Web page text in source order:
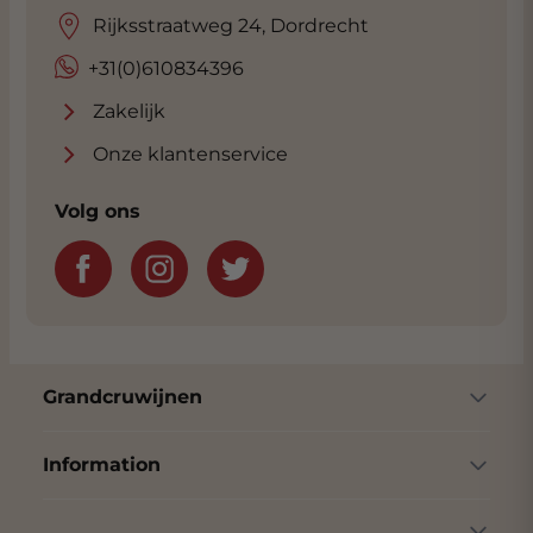
Advies nodig bij het vinden van de ideale
wijn bij uw gerecht. Klik
exclusieve Sommelier. Gratis voor klanten
+31(0)610834396
Rijksstraatweg 24, Dordrecht
Zakelijk
Onze klantenservice
Volg ons
Grandcruwijnen
Information